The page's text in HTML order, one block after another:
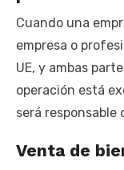
Cuando una
empresa o
UE, y ambas
operación está
será responsable
Venta de